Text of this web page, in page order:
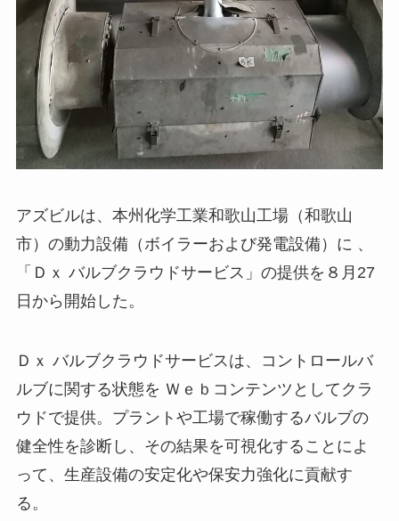
アズビルは、本州化学工業和歌山工場（和歌山
市）の動力設備（ボイラーおよび発電設備）に 、
「Ｄｘ バルブクラウドサービス」の提供を８月27
日から開始した。
Ｄｘ バルブクラウドサービスは、コントロールバ
ルブに関する状態を Ｗｅｂコンテンツとしてクラ
ウドで提供。プラントや工場で稼働するバルブの
健全性を診断し、その結果を可視化することによ
って、生産設備の安定化や保安力強化に貢献す
る。